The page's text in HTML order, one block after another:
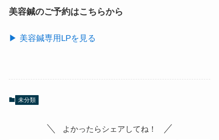
美容鍼のご予約はこちらから
▶ 美容鍼専用LPを見る
未分類
よかったらシェアしてね！